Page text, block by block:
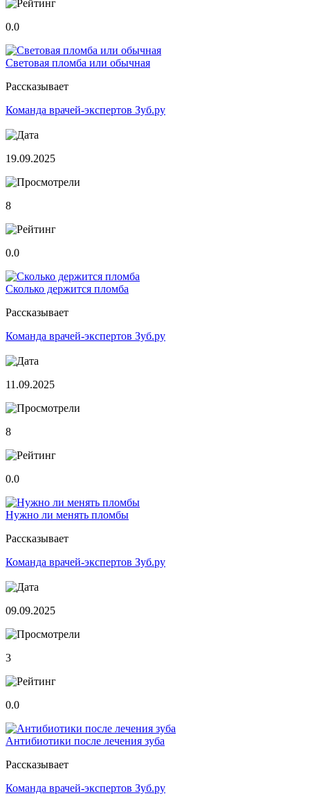
0.0
Световая пломба или обычная
Рассказывает
Команда врачей-экспертов Зуб.ру
19.09.2025
8
0.0
Сколько держится пломба
Рассказывает
Команда врачей-экспертов Зуб.ру
11.09.2025
8
0.0
Нужно ли менять пломбы
Рассказывает
Команда врачей-экспертов Зуб.ру
09.09.2025
3
0.0
Антибиотики после лечения зуба
Рассказывает
Команда врачей-экспертов Зуб.ру